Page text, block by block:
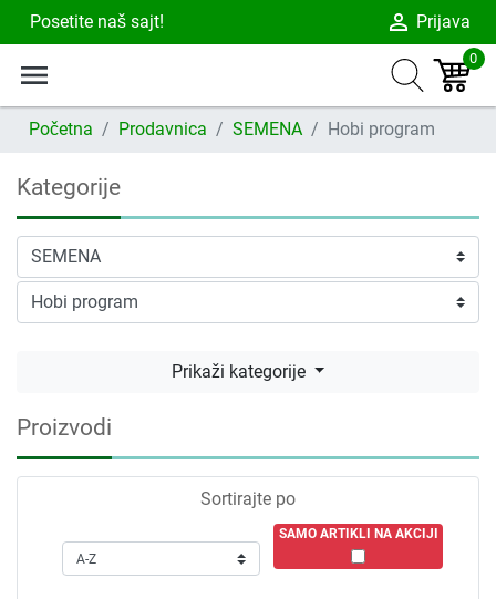
Posetite naš sajt! person_outline Prijava
menu 0
Početna Prodavnica SEMENA Hobi program
Kategorije
Prikaži kategorije
Proizvodi
Sortirajte po
SAMO ARTIKLI NA AKCIJI